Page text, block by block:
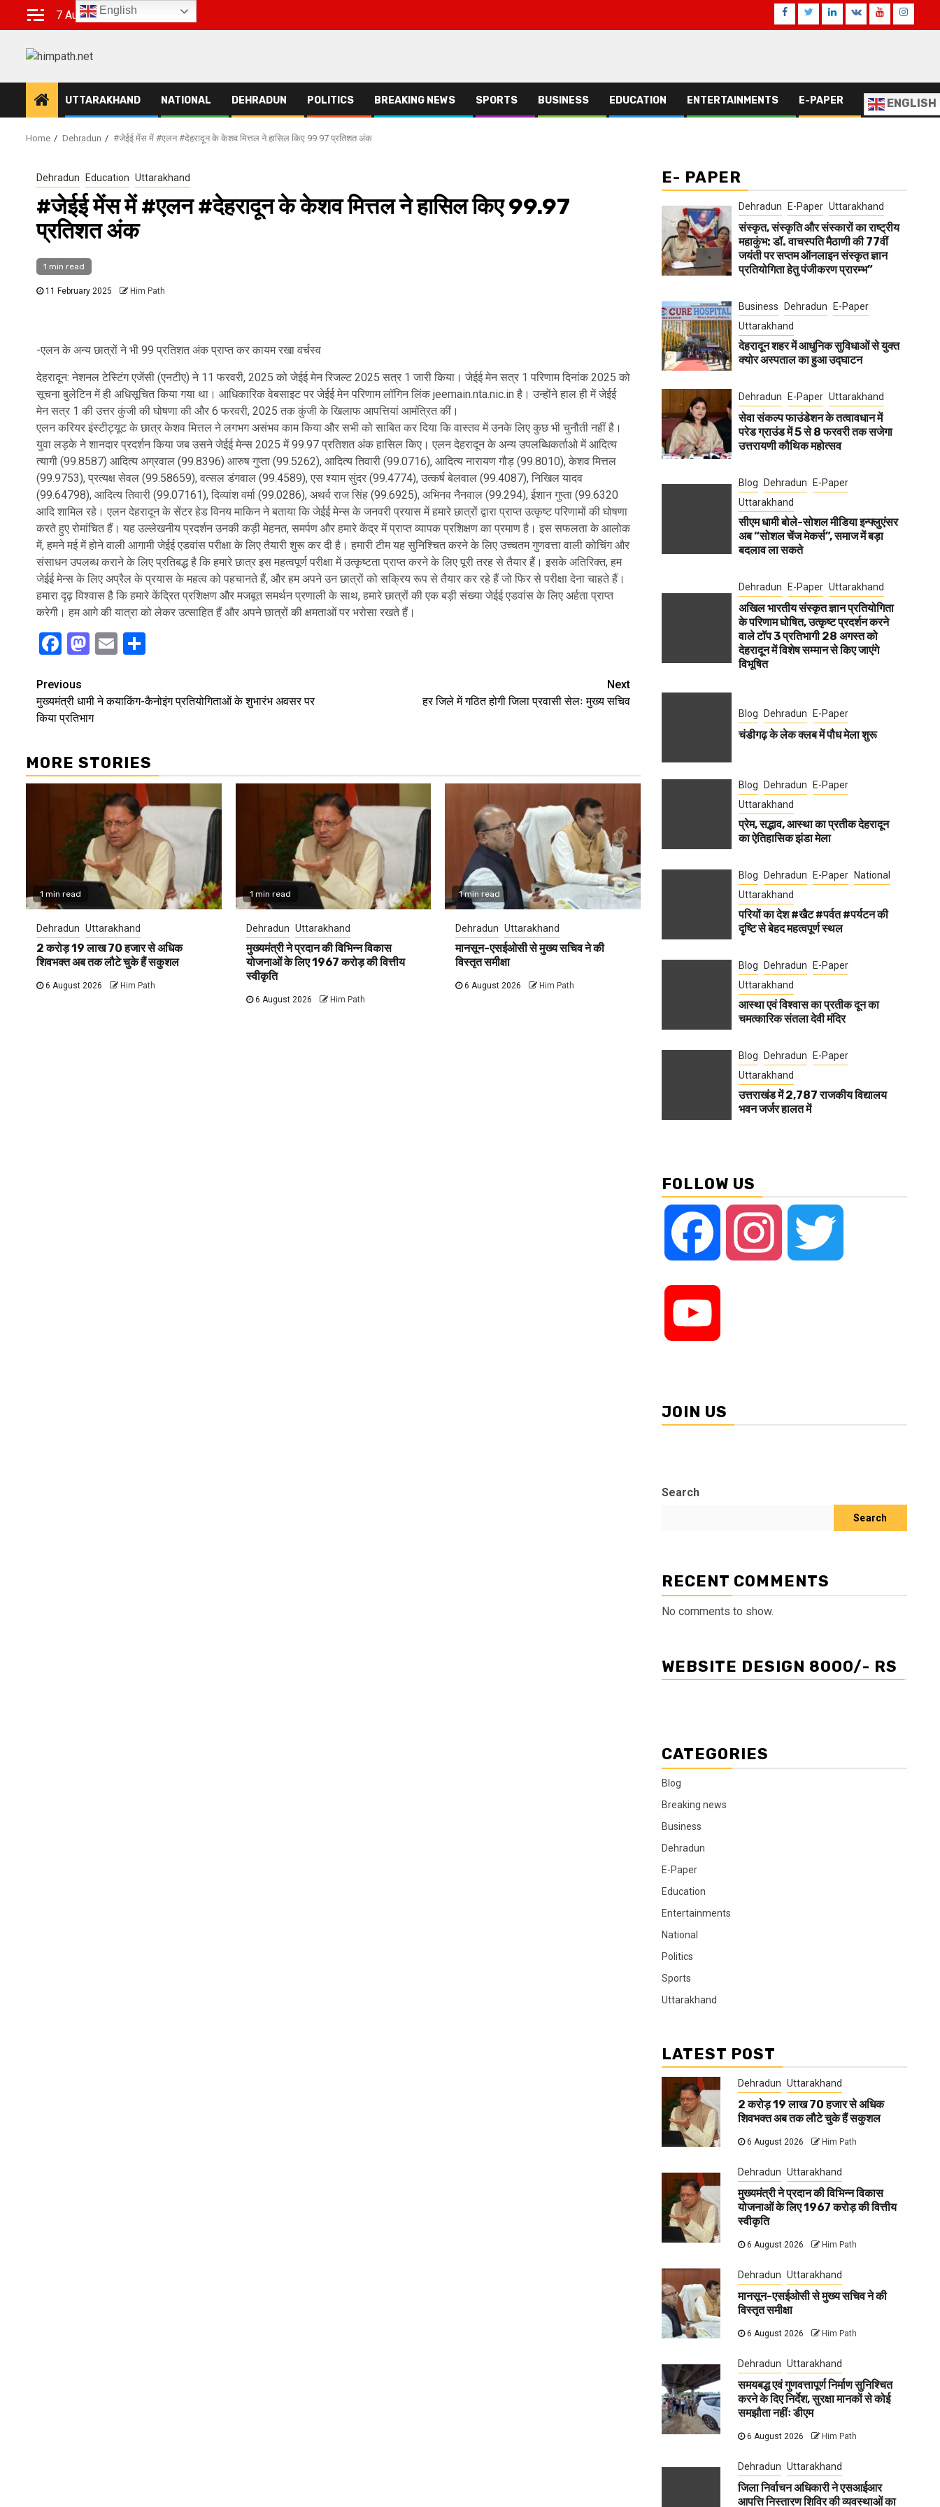
7 August 2026 Facebook
TwitterLinkedin
VK Youtube
UTTARAKHAND NATIONAL DEHRADUN POLITICS BREAKING NEWS SPORTS BUSINESS EDUCATION ENTERTAINMENTS E-PAPER ENGLISH
Home Dehradun #जेईई मेंस में #एलन #देहरादून के केशव मित्तल ने हासिल किए 99.97 प्रतिशत अंक
Dehradun Education Uttarakhand
#जेईई मेंस में #एलन #देहरादून के केशव मित्तल ने हासिल किए 99.97
प्रतिशत अंक
1 min read
11 February 2025 Him Path
-एलन के अन्य छात्रों ने भी 99 प्रतिशत अंक प्राप्त कर कायम रखा वर्चस्व
देहरादून: नेशनल टेस्टिंग एजेंसी (एनटीए) ने 11 फरवरी, 2025 को जेईई मेन रिजल्ट 2025 सत्र 1 जारी किया। जेईई मेन सत्र 1 परिणाम दिनांक 2025 को
सूचना बुलेटिन में ही अधिसूचित किया गया था। आधिकारिक वेबसाइट पर जेईई मेन परिणाम लॉगिन लिंक jeemain.nta.nic.in है। उन्होंने हाल ही में जेईई
मेन सत्र 1 की उत्तर कुंजी की घोषणा की और 6 फरवरी, 2025 तक कुंजी के खिलाफ आपत्तियां आमंत्रित कीं।
एलन करियर इंस्टीट्यूट के छात्र केशव मित्तल ने लगभग असंभव काम किया और सभी को साबित कर दिया कि वास्तव में उनके लिए कुछ भी चुनौती नहीं है।
युवा लड़के ने शानदार प्रदर्शन किया जब उसने जेईई मेन्स 2025 में 99.97 प्रतिशत अंक हासिल किए। एलन देहरादून के अन्य उपलब्धिकर्ताओ में आदित्य
त्यागी (99.8587) आदित्य अग्रवाल (99.8396) आरुष गुप्ता (99.5262), आदित्य तिवारी (99.0716), आदित्य नारायण गौड़ (99.8010), केशव मित्तल
(99.9753), प्रत्यक्ष सेवल (99.58659), वत्सल डंगवाल (99.4589), एस श्याम सुंदर (99.4774), उत्कर्ष बेलवाल (99.4087), निखिल यादव
(99.64798), आदित्य तिवारी (99.07161), दिव्यांश वर्मा (99.0286), अथर्व राज सिंह (99.6925), अभिनव नैनवाल (99.294), ईशान गुप्ता (99.6320
आदि शामिल रहे। एलन देहरादून के सेंटर हेड विनय माकिन ने बताया कि जेईई मेन्स के जनवरी प्रयास में हमारे छात्रों द्वारा प्राप्त उत्कृष्ट परिणामों की घोषणा
करते हुए रोमांचित हैं। यह उल्लेखनीय प्रदर्शन उनकी कड़ी मेहनत, समर्पण और हमारे केंद्र में प्राप्त व्यापक प्रशिक्षण का प्रमाण है। इस सफलता के आलोक
में, हमने मई में होने वाली आगामी जेईई एडवांस परीक्षा के लिए तैयारी शुरू कर दी है। हमारी टीम यह सुनिश्चित करने के लिए उच्चतम गुणवत्ता वाली कोचिंग और
संसाधन उपलब्ध कराने के लिए प्रतिबद्ध है कि हमारे छात्र इस महत्वपूर्ण परीक्षा में उत्कृष्टता प्राप्त करने के लिए पूरी तरह से तैयार हैं। इसके अतिरिक्त, हम
जेईई मेन्स के लिए अप्रैल के प्रयास के महत्व को पहचानते हैं, और हम अपने उन छात्रों को सक्रिय रूप से तैयार कर रहे हैं जो फिर से परीक्षा देना चाहते हैं।
हमारा दृढ़ विश्वास है कि हमारे केंद्रित प्रशिक्षण और मजबूत समर्थन प्रणाली के साथ, हमारे छात्रों की एक बड़ी संख्या जेईई एडवांस के लिए अर्हता प्राप्त
करेगी। हम आगे की यात्रा को लेकर उत्साहित हैं और अपने छात्रों की क्षमताओं पर भरोसा रखते हैं।
Facebook
Mastodon
Email
Continue
Reading
Previous
मुख्यमंत्री धामी ने कयाकिंग-कैनोइंग प्रतियोगिताओं के शुभारंभ अवसर पर
किया प्रतिभाग
Next
हर जिले में गठित होगी जिला प्रवासी सेलः मुख्य सचिव
MORE STORIES
1 min read
Dehradun Uttarakhand
2 करोड़ 19 लाख 70 हजार से अधिक
शिवभक्त अब तक लौटे चुके हैं सकुशल
6 August 2026 Him Path
1 min read
Dehradun Uttarakhand
मुख्यमंत्री ने प्रदान की विभिन्न विकास
योजनाओं के लिए 1967 करोड़ की वित्तीय
स्वीकृति
6 August 2026 Him Path
1 min read
Dehradun Uttarakhand
मानसून-एसईओसी से मुख्य सचिव ने की
विस्तृत समीक्षा
6 August 2026 Him Path
E- PAPER
Dehradun E-Paper Uttarakhand
संस्कृत, संस्कृति और संस्कारों का राष्ट्रीय
महाकुंभ: डॉ. वाचस्पति मैठाणी की 77वीं
जयंती पर सप्तम ऑनलाइन संस्कृत ज्ञान
प्रतियोगिता हेतु पंजीकरण प्रारम्भ”
Business Dehradun
E-Paper
Uttarakhand
देहरादून शहर में आधुनिक सुविधाओं से युक्त
क्योर अस्पताल का हुआ उद्घाटन
Dehradun E-Paper Uttarakhand
सेवा संकल्प फाउंडेशन के तत्वावधान में
परेड ग्राउंड में 5 से 8 फरवरी तक सजेगा
उत्तरायणी कौथिक महोत्सव
Blog Dehradun
E-Paper
Uttarakhand
सीएम धामी बोले-सोशल मीडिया इन्फ्लुएंसर
अब “सोशल चेंज मेकर्स”, समाज में बड़ा
बदलाव ला सकते
Dehradun E-Paper Uttarakhand
अखिल भारतीय संस्कृत ज्ञान प्रतियोगिता
के परिणाम घोषित, उत्कृष्ट प्रदर्शन करने
वाले टॉप 3 प्रतिभागी 28 अगस्त को
देहरादून में विशेष सम्मान से किए जाएंगे
विभूषित
Blog Dehradun E-Paper
चंडीगढ़ के लेक क्लब में पौध मेला शुरू
Blog Dehradun
E-Paper
Uttarakhand
प्रेम, सद्भाव, आस्था का प्रतीक देहरादून
का ऐतिहासिक झंडा मेला
Blog Dehradun E-Paper
National
Uttarakhand
परियों का देश #खैट #पर्वत #पर्यटन की
दृृष्टि से बेहद महत्वपूर्ण स्थल
Blog Dehradun
E-Paper
Uttarakhand
आस्था एवं विश्वास का प्रतीक दून का
चमत्कारिक संतला देवी मंदिर
Blog Dehradun
E-Paper
Uttarakhand
उत्तराखंड में 2,787 राजकीय विद्यालय
भवन जर्जर हालत में
FOLLOW US
Facebook Instagram
JOIN US
Search
Search
RECENT COMMENTS
No comments to show.
WEBSITE DESIGN 8000/- RS
CATEGORIES
Blog
Breaking news
Business
Dehradun
E-Paper
Education
Entertainments
National
Politics
Sports
Uttarakhand
LATEST POST
Dehradun Uttarakhand
2 करोड़ 19 लाख 70 हजार से अधिक
शिवभक्त अब तक लौटे चुके हैं सकुशल
6 August 2026 Him Path
Dehradun Uttarakhand
मुख्यमंत्री ने प्रदान की विभिन्न विकास
योजनाओं के लिए 1967 करोड़ की वित्तीय
स्वीकृति
6 August 2026 Him Path
Dehradun Uttarakhand
मानसून-एसईओसी से मुख्य सचिव ने की
विस्तृत समीक्षा
6 August 2026 Him Path
Dehradun Uttarakhand
समयबद्ध एवं गुणवत्तापूर्ण निर्माण सुनिश्चित
करने के दिए निर्देश, सुरक्षा मानकों से कोई
समझौता नहींः डीएम
6 August 2026 Him Path
Dehradun Uttarakhand
जिला निर्वाचन अधिकारी ने एसआईआर
आपत्ति निस्तारण शिविर की व्यवस्थाओं का
English